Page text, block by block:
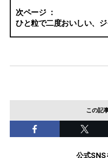
ひと粒で二度おいしい、
この記
公式